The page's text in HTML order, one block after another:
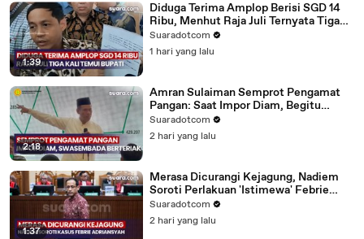
1:39
Diduga Terima Amplop Berisi SGD 14
Ribu, Menhut Raja Juli Ternyata Tiga
Kali Bertemu Bupati Kuansing
Suaradotcom
1 hari yang lalu
2:18
Amran Sulaiman Semprot Pengamat
Pangan: Saat Impor Diam, Begitu
Swasembada Malah Berteriak!
Suaradotcom
2 hari yang lalu
1:37
Merasa Dicurangi Kejagung, Nadiem
Soroti Perlakuan 'Istimewa' Febrie
Adriansyah
Suaradotcom
2 hari yang lalu